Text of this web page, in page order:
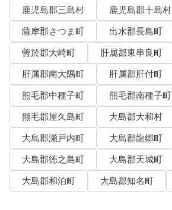
鹿児島郡三島村
鹿児島郡十島村
薩摩郡さつま町
出水郡長島町
曽於郡大崎町
肝属郡東串良町
肝属郡南大隅町
肝属郡肝付町
熊毛郡中種子町
熊毛郡南種子町
熊毛郡屋久島町
大島郡大和村
大島郡瀬戸内町
大島郡龍郷町
大島郡徳之島町
大島郡天城町
大島郡和泊町
大島郡知名町